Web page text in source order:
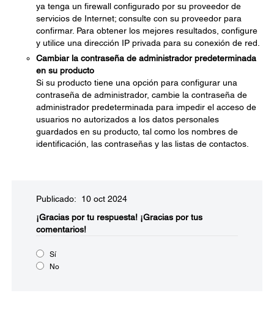
ya tenga un firewall configurado por su proveedor de
servicios de Internet; consulte con su proveedor para
confirmar. Para obtener los mejores resultados, configure
y utilice una dirección IP privada para su conexión de red.
Cambiar la contraseña de administrador predeterminada
en su producto
Si su producto tiene una opción para configurar una
contraseña de administrador, cambie la contraseña de
administrador predeterminada para impedir el acceso de
usuarios no autorizados a los datos personales
guardados en su producto, tal como los nombres de
identificación, las contraseñas y las listas de contactos.
Publicado: 10 oct 2024
¡Gracias por tu respuesta! ¡Gracias por tus
comentarios!
Sí
No